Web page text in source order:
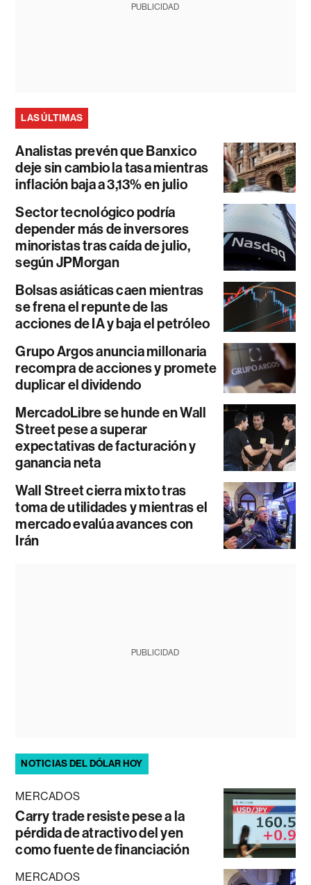
PUBLICIDAD
LAS ÚLTIMAS
Analistas prevén que Banxico
deje sin cambio la tasa mientras
inflación baja a 3,13% en julio
Sector tecnológico podría
depender más de inversores
minoristas tras caída de julio,
según JPMorgan
Bolsas asiáticas caen mientras
se frena el repunte de las
acciones de IA y baja el petróleo
Grupo Argos anuncia millonaria
recompra de acciones y promete
duplicar el dividendo
MercadoLibre se hunde en Wall
Street pese a superar
expectativas de facturación y
ganancia neta
Wall Street cierra mixto tras
toma de utilidades y mientras el
mercado evalúa avances con
Irán
PUBLICIDAD
NOTICIAS DEL DÓLAR HOY
MERCADOS
Carry trade resiste pese a la
pérdida de atractivo del yen
como fuente de financiación
MERCADOS